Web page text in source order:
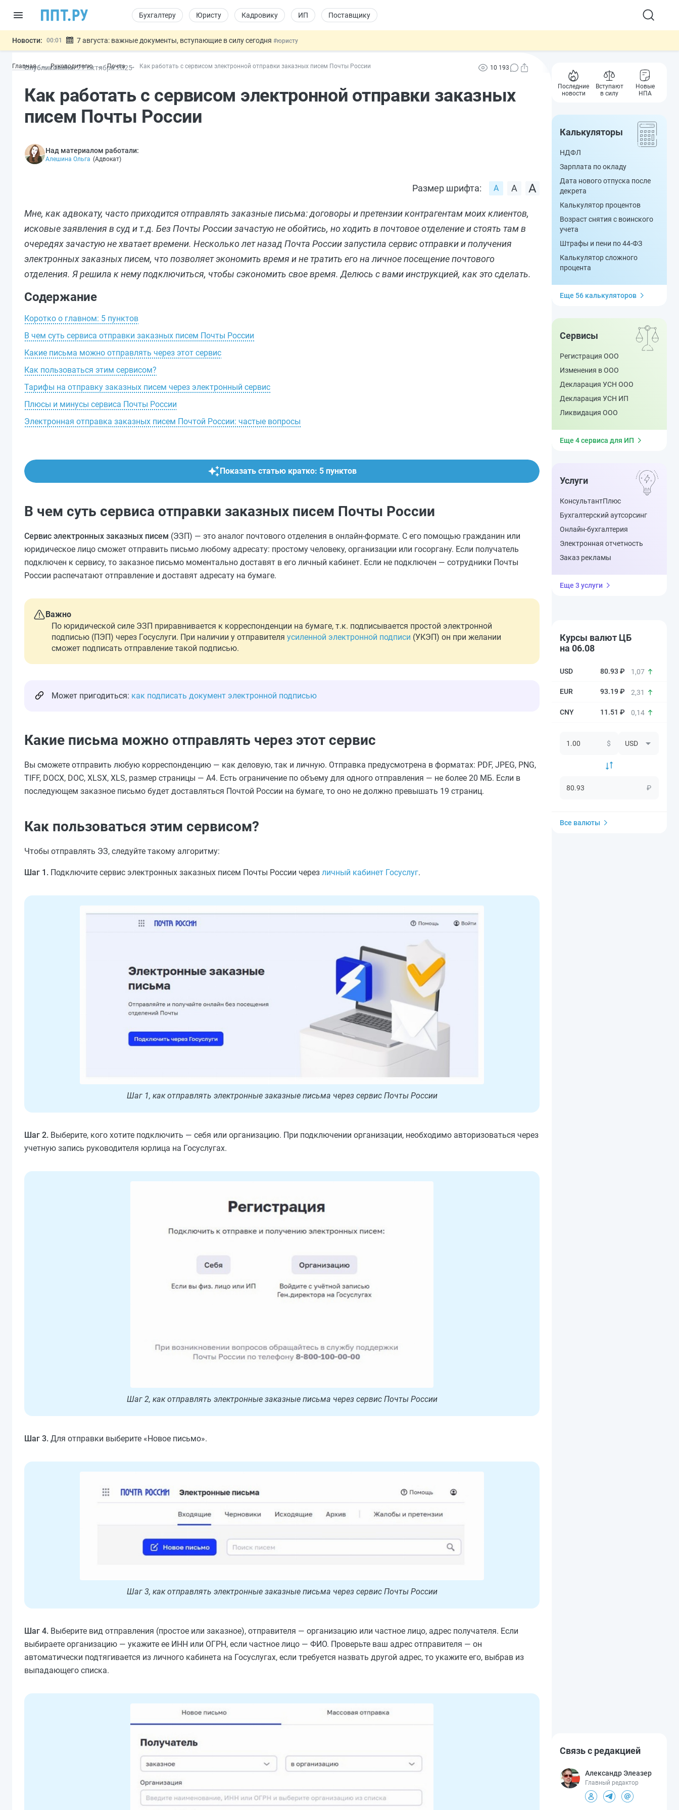
Бухгалтеру Юристу Кадровику ИП Поставщику
Новости: 00:01 7 августа: важные документы, вступающие в силу сегодня #юристу
06.08 Подписан указ об отмене спецрежима для вкладов физлиц из недружественных стран#бухгалтеру
06.08
Важно Обеспечительный платёж СПОТ могут заменить банковской гарантией #бухгалтеру
Главная Руководителю Почта Как работать с сервисом электронной отправки заказных писем Почты России
Опубликовано: 27 октября2025 10 193
Как работать с сервисом электронной отправки заказных
писем Почты России
Над материалом работали:
Алешина Ольга (Адвокат)
Размер шрифта:
Мне, как адвокату, часто приходится отправлять заказные письма: договоры и претензии контрагентам моих клиентов,
исковые заявления в суд и т.д. Без Почты России зачастую не обойтись, но ходить в почтовое отделение и стоять там в
очередях зачастую не хватает времени. Несколько лет назад Почта России запустила сервис отправки и получения
электронных заказных писем, что позволяет экономить время и не тратить его на личное посещение почтового
отделения. Я решила к нему подключиться, чтобы сэкономить свое время. Делюсь с вами инструкцией, как это сделать.
Содержание
Коротко о главном: 5 пунктов
В чем суть сервиса отправки заказных писем Почты России
Какие письма можно отправлять через этот сервис
Как пользоваться этим сервисом?
Тарифы на отправку заказных писем через электронный сервис
Плюсы и минусы сервиса Почты России
Электронная отправка заказных писем Почтой России: частые вопросы
Показать статью кратко: 5 пунктов
В чем суть сервиса отправки заказных писем Почты России
Сервис электронных заказных писем (ЭЗП) — это аналог почтового отделения в онлайн-формате. С его помощью гражданин или
юридическое лицо сможет отправить письмо любому адресату: простому человеку, организации или госоргану. Если получатель
подключен к сервису, то заказное письмо моментально доставят в его личный кабинет. Если не подключен — сотрудники Почты
России распечатают отправление и доставят адресату на бумаге.
Важно
По юридической силе ЭЗП приравнивается к корреспонденции на бумаге, т.к. подписывается простой электронной
подписью (ПЭП) через Госуслуги. При наличии у отправителя усиленной электронной подписи (УКЭП) он при желании
сможет подписать отправление такой подписью.
Может пригодиться: как подписать документ электронной подписью
Какие письма можно отправлять через этот сервис
Вы сможете отправить любую корреспонденцию — как деловую, так и личную. Отправка предусмотрена в форматах: PDF, JPEG, PNG,
TIFF, DOCX, DOC, XLSX, XLS, размер страницы — А4. Есть ограничение по объему для одного отправления — не более 20 МБ. Если в
последующем заказное письмо будет доставляться Почтой России на бумаге, то оно не должно превышать 19 страниц.
Как пользоваться этим сервисом?
Чтобы отправлять ЭЗ, следуйте такому алгоритму:
Шаг 1. Подключите сервис электронных заказных писем Почты России через личный кабинет Госуслуг.
Шаг 1, как отправлять электронные заказные письма через сервис Почты России
Шаг 2. Выберите, кого хотите подключить — себя или организацию. При подключении организации, необходимо авторизоваться через
учетную запись руководителя юрлица на Госуслугах.
Шаг 2, как отправлять электронные заказные письма через сервис Почты России
Шаг 3. Для отправки выберите «Новое письмо».
Шаг 3, как отправлять электронные заказные письма через сервис Почты России
Шаг 4. Выберите вид отправления (простое или заказное), отправителя — организацию или частное лицо, адрес получателя. Если
выбираете организацию — укажите ее ИНН или ОГРН, если частное лицо — ФИО. Проверьте ваш адрес отправителя — он
автоматически подтягивается из личного кабинета на Госуслугах, если требуется назвать другой адрес, то укажите его, выбрав из
выпадающего списка.
Последние
новости
Вступают
в силу
Новые
НПА
Калькуляторы
НДФЛ
Зарплата по окладу
Дата нового отпуска после
декрета
Калькулятор процентов
Возраст снятия с воинского
учета
Штрафы и пени по 44-ФЗ
Калькулятор сложного
процента
Еще 56 калькуляторов
Сервисы
Регистрация ООО
Изменения в ООО
Декларация УСН ООО
Декларация УСН ИП
Ликвидация ООО
Еще 4 сервиса для ИП
Услуги
КонсультантПлюс
Бухгалтерский аутсорсинг
Онлайн-бухгалтерия
Электронная отчетность
Заказ рекламы
Еще 3 услуги
Курсы валют ЦБ
на 06.08
80.93 ₽ 1,07
93.19 ₽ 2,31
11.51 ₽ 0,14
$
₽
Все валюты
Связь с редакцией
Александр Элеазер
Главный редактор